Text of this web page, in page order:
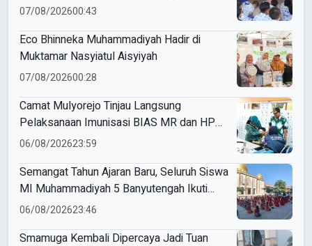
07/08/202600:43
Eco Bhinneka Muhammadiyah Hadir di
Muktamar Nasyiatul Aisyiyah
07/08/202600:28
Camat Mulyorejo Tinjau Langsung
Pelaksanaan Imunisasi BIAS MR dan HPV
di SD Muhammadiyah 18 Surabaya
06/08/202623:59
Semangat Tahun Ajaran Baru, Seluruh Siswa
MI Muhammadiyah 5 Banyutengah Ikuti
Latihan Tapak Suci Perdana
06/08/202623:46
Smamuga Kembali Dipercaya Jadi Tuan